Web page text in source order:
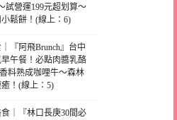
試營運199元超划算～
鬆餅！(線上：6)
『阿飛Brunch』台中
午餐！必點肉醬乳酪
料熟成咖哩牛～森林
！(線上：5)
｜『林口長庚30間必